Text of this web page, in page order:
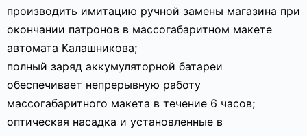
производить имитацию ручной замены магазина при
окончании патронов в массогабаритном макете
автомата Калашникова;
полный заряд аккумуляторной батареи
обеспечивает непрерывную работу
массогабаритного макета в течение 6 часов;
оптическая насадка и установленные в